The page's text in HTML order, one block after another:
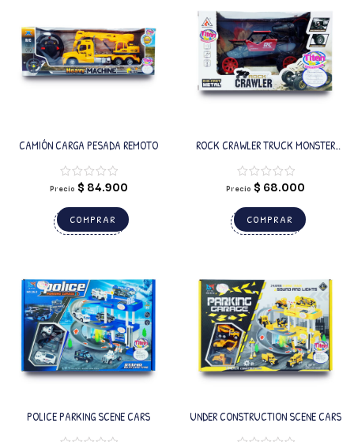
CAMIÓN CARGA PESADA REMOTO
Precio $ 84.900
COMPRAR
ROCK CRAWLER TRUCK MONSTER
REMOTO
Precio $ 68.000
COMPRAR
POLICE PARKING SCENE CARS UNDER CONSTRUCTION SCENE CARS